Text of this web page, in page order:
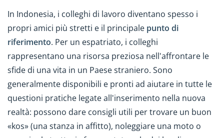
In Indonesia, i colleghi di lavoro diventano spesso i
propri amici più stretti e il principale punto di
riferimento. Per un espatriato, i colleghi
rappresentano una risorsa preziosa nell'affrontare le
sfide di una vita in un Paese straniero. Sono
generalmente disponibili e pronti ad aiutare in tutte le
questioni pratiche legate all'inserimento nella nuova
realtà: possono dare consigli utili per trovare un buon
«kos» (una stanza in affitto), noleggiare una moto o